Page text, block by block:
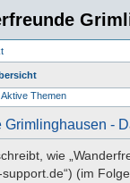
Aktive Themen
Grimlinghausen -
wie
(im